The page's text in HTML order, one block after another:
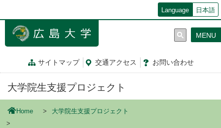
ン
Language 日本語
サイトマップ 交通アクセス お問い合わせ
MENU
大学院生支援プロジェクト
Home 大学院生支援プロジェクト